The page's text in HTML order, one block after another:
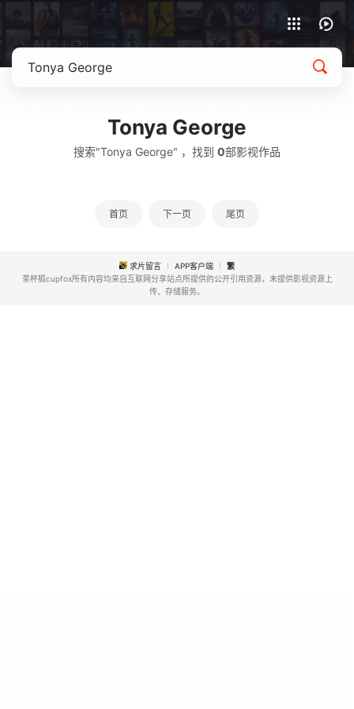
Tonya George
搜索"Tonya George" ，找到 0部影视作品
首页 下一页 尾页
求片留言 APP客户端
繁
茶杯狐cupfox所有内容均来自互联网分享站点所提供的公开引用资源，未提供影视资源上
传、存储服务。